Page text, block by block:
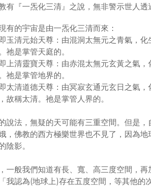
有『一炁化三清』之說，無非警示世人透
有的宇宙是由一炁化三清而來：
玉清元始天尊：由混洞太無元之青氣，
祂是掌管天庭的。
上清靈寶天尊：由赤混太無元玄黃之氣
祂是掌管地界的。
太清道德天尊：由冥寂玄通元玄日之氣
故稱太清。祂是掌管人界的。
說法，無疑的天可能有三重空間。但是
，佛教的西方極樂世界也不見了，因為
陰影。
一般我們知道有長、寬、高三度空間，
我認為(地球上)存在五度空間，等其他的